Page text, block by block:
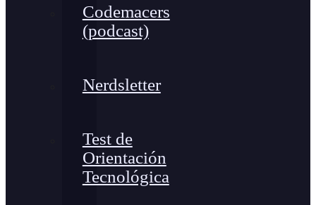
Codemacers
(podcast)
Nerdsletter
Test de
Orientación
Tecnológica